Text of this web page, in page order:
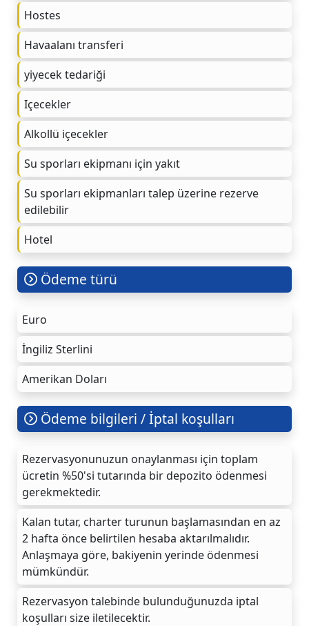
Hostes
Havaalanı transferi
yiyecek tedariği
Içecekler
Alkollü içecekler
Su sporları ekipmanı için yakıt
Su sporları ekipmanları talep üzerine rezerve
edilebilir
Hotel
Ödeme türü
Euro
İngiliz Sterlini
Amerikan Doları
Ödeme bilgileri / İptal koşulları
Rezervasyonunuzun onaylanması için toplam
ücretin %50'si tutarında bir depozito ödenmesi
gerekmektedir.
Kalan tutar, charter turunun başlamasından en az
2 hafta önce belirtilen hesaba aktarılmalıdır.
Anlaşmaya göre, bakiyenin yerinde ödenmesi
mümkündür.
Rezervasyon talebinde bulunduğunuzda iptal
koşulları size iletilecektir.